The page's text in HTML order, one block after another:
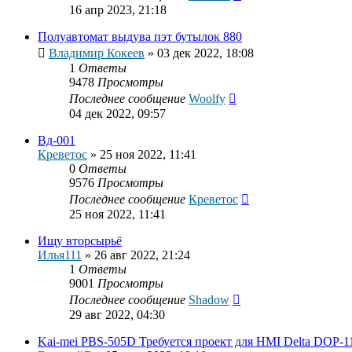
16 апр 2023, 21:18
Полуавтомат выдува пэт бутылок 880
Владимир Кокеев » 03 дек 2022, 18:08
1 Ответы
9478 Просмотры
Последнее сообщение Woolfy
04 дек 2022, 09:57
Вд-001
Креветос » 25 ноя 2022, 11:41
0 Ответы
9576 Просмотры
Последнее сообщение Креветос
25 ноя 2022, 11:41
Ищу вторсырьё
Илья111 » 26 авг 2022, 21:24
1 Ответы
9001 Просмотры
Последнее сообщение Shadow
29 авг 2022, 04:30
Kai-mei PBS-505D Требуется проект для HMI Delta DOP-